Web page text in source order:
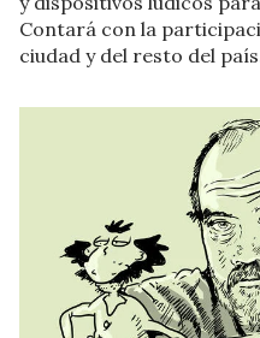
Contará con la
ciudad y del resto del